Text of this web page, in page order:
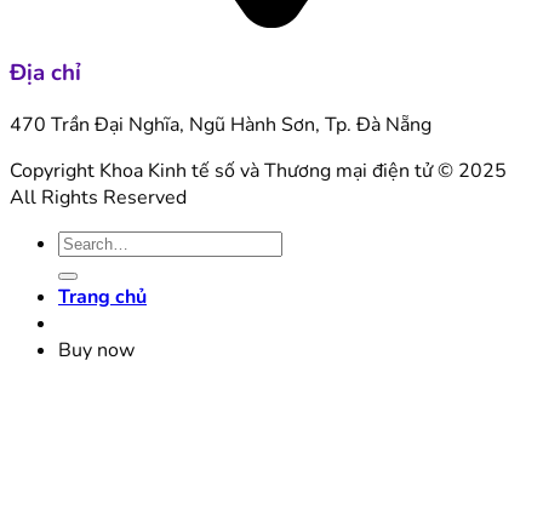
Địa chỉ
470 Trần Đại Nghĩa, Ngũ Hành Sơn, Tp. Đà Nẵng
Copyright Khoa Kinh tế số và Thương mại điện tử© 2025
All Rights Reserved
Trang chủ
Buy now